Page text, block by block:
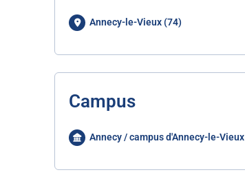
Annecy-le-Vieux (74)
Campus
Annecy / campus d'Annecy-le-Vieux